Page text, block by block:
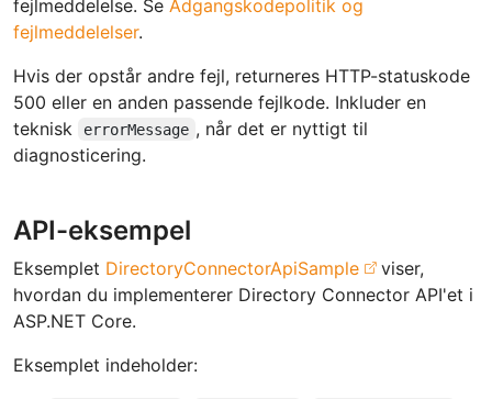
fejlmeddelelse. Se Adgangskodepolitik og
fejlmeddelelser.
Hvis der opstår andre fejl, returneres HTTP-statuskode
500 eller en anden passende fejlkode. Inkluder en
teknisk
errorMessage , når det er nyttigt til
diagnosticering.
API-eksempel
Eksemplet DirectoryConnectorApiSample
viser,
hvordan du implementerer Directory Connector API'et i
ASP.NET Core.
Eksemplet indeholder: